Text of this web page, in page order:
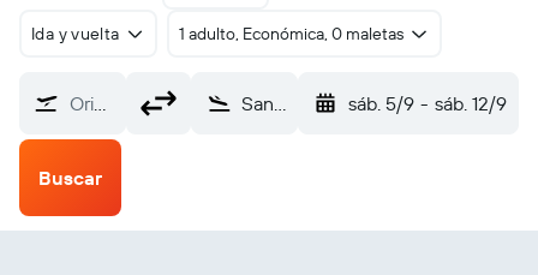
Ida y vuelta 1 adulto, Económica, 0 maletas
Origen Sandakan (SDK) sáb. 5/9 - sáb. 12/9
Buscar